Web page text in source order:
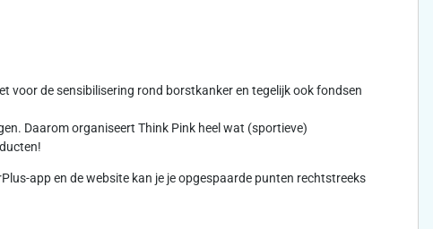
voor de sensibilisering rond borstkanker en tegelijk ook fondsen
Daarom organiseert Think Pink heel wat (sportieve)
app en de website kan je je opgespaarde punten rechtstreeks